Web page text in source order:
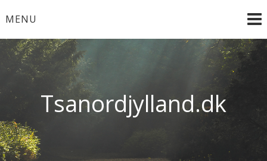
toMENU
Tsanordjylland.dk